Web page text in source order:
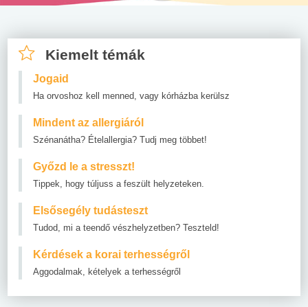
Kiemelt témák
Jogaid
Ha orvoshoz kell menned, vagy kórházba kerülsz
Mindent az allergiáról
Szénanátha? Ételallergia? Tudj meg többet!
Győzd le a stresszt!
Tippek, hogy túljuss a feszült helyzeteken.
Elsősegély tudásteszt
Tudod, mi a teendő vészhelyzetben? Teszteld!
Kérdések a korai terhességről
Aggodalmak, kételyek a terhességről